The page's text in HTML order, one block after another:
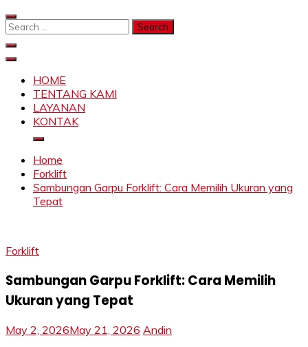
Skip
to
Search
SKYLIFTHOME
TENTANG KAMI
LAYANAN
KONTAK
Home
Forklift
Sambungan Garpu Forklift: Cara Memilih Ukuran yang
Tepat
Forklift
Sambungan Garpu Forklift: Cara Memilih
Ukuran yang Tepat
May 2, 2026May 21, 2026 Andin